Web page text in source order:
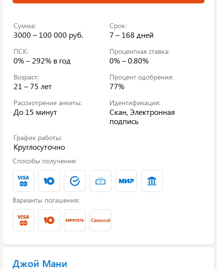
Сумма:
3000 – 100 000 руб.
Срок:
7 – 168 дней
ПСК:
0% – 292% в год
Процентная ставка:
0% – 0.80%
Возраст:
21 – 75 лет
Процент одобрения:
77%
Рассмотрение анкеты:
До 15 минут
Идентификация:
Скан, Электронная
подпись
График работы:
Круглосуточно
Способы получения:
Варианты погашения:
Джой Мани